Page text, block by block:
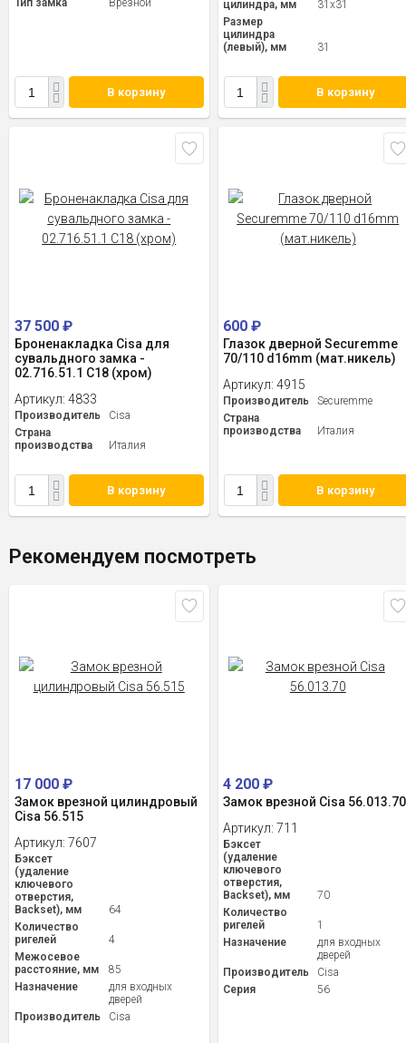
Тип замка Врезной
В корзину
цилиндра, мм
31x31
Размер
цилиндра
(левый), мм
31
В корзину
37 500 ₽
Броненакладка Cisa для
сувальдного замка -
02.716.51.1 С18 (хром)
Артикул: 4833
Производитель
Cisa
Страна
производства
Италия
В корзину
600₽
Глазок дверной Securemme
70/110 d16mm (мат.никель)
Артикул:4915
Производитель
Securemme
Страна
производства
Италия
В корзину
Рекомендуем посмотреть
17 000 ₽
Замок врезной цилиндровый
Cisa 56.515
Артикул: 7607
Бэксет
(удаление
ключевого
отверстия,
Backset), мм
64
Количество
ригелей
4
Межосевое
расстояние, мм
85
Назначение
для входных
дверей
Производитель
Cisa
4 200₽
Замок врезной Cisa 56.013.70
Артикул:711
Бэксет
(удаление
ключевого
отверстия,
Backset), мм
70
Количество
ригелей
1
Назначение
для входных
дверей
Производитель
Cisa
Серия
56